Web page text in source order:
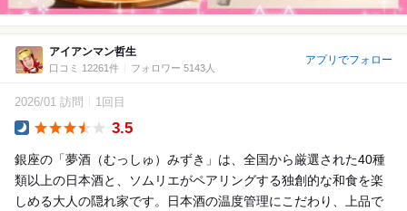
アイアンマン哲生
口コミ 12261件 フォロワー 5143人
アプリでフォロー
2026/01 訪問 1回目
3.5
銀座の「夢酒（むっしゅ）みずき」は、全国から厳選された40種
類以上の日本酒と、ソムリエがペアリングする独創的な和食を楽
しめる大人の隠れ家です。日本酒の温度管理にこだわり、上品で